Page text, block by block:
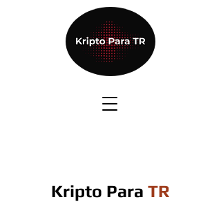
Kripto Para TR